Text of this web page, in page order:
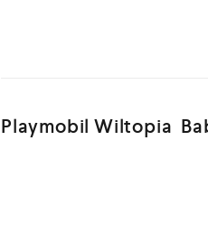
Playmobil Wiltopia